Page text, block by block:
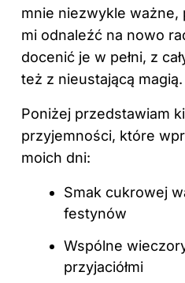
mnie niezwykle ważne,
mi odnaleźć na nowo
docenić je w pełni, z
też z nieustającą magią.
Poniżej przedstawiam
przyjemności, które
moich dni:
Smak cukrowej
festynów
Wspólne
przyjaciółmi